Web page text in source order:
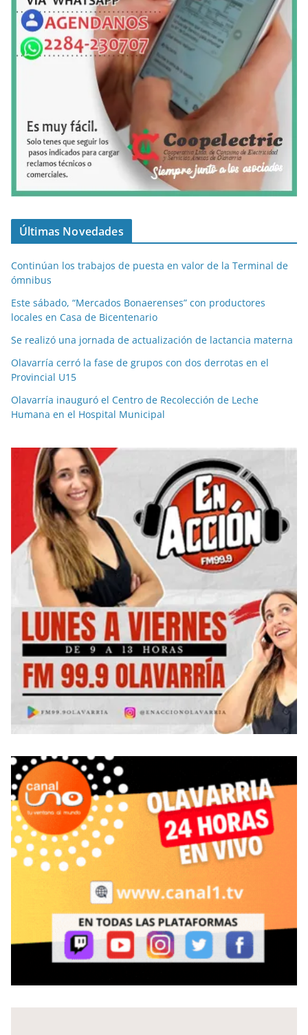
Últimas Novedades
Continúan los trabajos de puesta en valor de la Terminal de
ómnibus
Este sábado, “Mercados Bonaerenses” con productores
locales en Casa de Bicentenario
Se realizó una jornada de actualización de lactancia materna
Olavarría cerró la fase de grupos con dos derrotas en el
Provincial U15
Olavarría inauguró el Centro de Recolección de Leche
Humana en el Hospital Municipal